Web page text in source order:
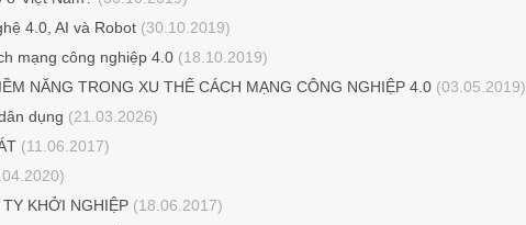
4.0, AI và Robot (30.10.2019)
mạng công nghiệp 4.0 (18.10.2019)
NĂNG TRONG XU THẾ CÁCH MẠNG CÔNG NGHIỆP 4.0 (03.05.2019)
dụng (21.03.2026)
(11.06.2017)
KHỞI NGHIỆP (18.06.2017)